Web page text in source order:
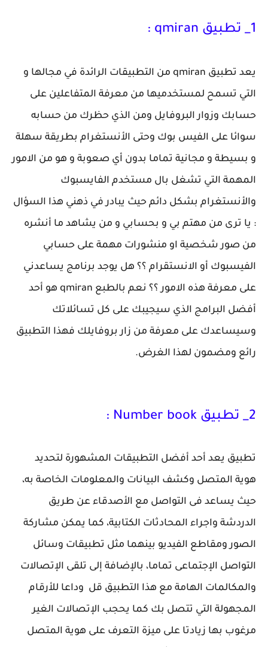
1_ تطبيق qmiran :
يعد تطبيق qmiran من التطبيقات الرائدة في مجالها و
التي تسمح لمستخدميها من معرفة المتفاعلين على
حسابك وزوار البروفايل ومن الذي حظرك من حسابه
سوائا على الفيس بوك وحتى الأنستغرام بطريقة سهلة
و بسيطة و مجانية تماما بدون أي صعوبة و هو من الامور
المهمة التي تشغل بال مستخدم الفايسبوك
والأنستغرام بشكل دائم حيث يبادر في ذهني هذا السؤال
: يا ترى من مهتم بي و بحسابي و من يشاهد ما أنشره
من صور شخصية او منشورات مهمة على حسابي
الفيسبوك أو الانستقرام ؟؟ هل يوجد برنامج يساعدني
على معرفة هذه الامور ؟؟ نعم بالطبع qmiran هو أحد
أفضل البرامج الذي سيجيبك على كل تسائلاتك
وسيساعدك على معرفة من زار بروفايلك فهذا التطبيق
رائع ومضمون لهذا الغرض.
2_ تطبيق Number book :
تطبيق يعد أحد أفضل التطبيقات المشهورة لتحديد
هوية المتصل وكشف البيانات والمعلومات الخاصة به،
حيث يساعد فى التواصل مع الأصدقاء عن طريق
الدردشة واجراء المحادثات الكتابية، كما يمكن مشاركة
الصور ومقاطع الفيديو بينهما مثل تطبيقات وسائل
التواصل الإجتماعى تماما، بالإضافة إلى تلقى الإتصالات
والمكالمات الهامة مع هذا التطبيق قل وداعا للأرقام
المجهولة التي تتصل بك كما يحجب الإتصالات الغير
مرغوب بها زيادتا على ميزة التعرف على هوية المتصل